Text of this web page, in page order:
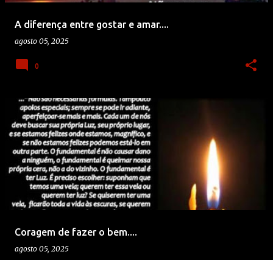
A diferença entre gostar e amar....
agosto 05, 2025
0
Coragem de fazer o bem....
agosto 05, 2025